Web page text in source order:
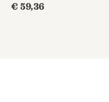
€ 59,36